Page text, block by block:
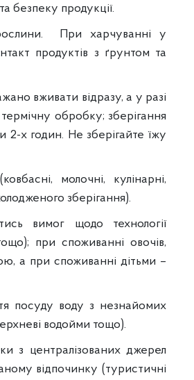
безпеку продукції.
При харчуванні у
продуктів з ґрунтом та
вживати відразу, а у разі
обробку; зберігання
2-х годин. Не зберігайте їжу
молочні, кулінарні,
зберігання).
вимог щодо технології
при споживанні овочів,
а при споживанні дітьми –
посуду воду з незнайомих
водойми тощо).
з централізованих джерел
відпочинку (туристичні